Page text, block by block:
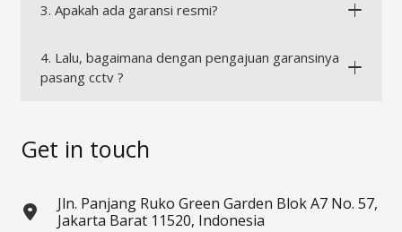
3. Apakah ada garansi resmi?
4. Lalu, bagaimana dengan pengajuan garansinya
pasang cctv ?
Get in touch
Jln. Panjang Ruko Green Garden Blok A7 No. 57,
Jakarta Barat 11520, Indonesia